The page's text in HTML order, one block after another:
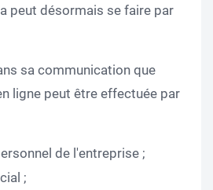
peut désormais se faire par
sa communication que
ligne peut être effectuée par
de l'entreprise ;
;